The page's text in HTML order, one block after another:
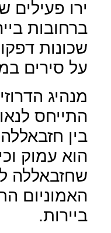
ירו פעילים
ברחובות
שכונות
על סירים
מנהיג
התייחס
בין
הוא עמוק
שחזבאללה
האמוניום
ביירות.